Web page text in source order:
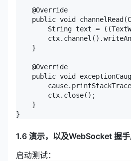
    @Override
public void
String text =
    }
    @Override
public void
        ctx.close();
    }
1.6 演示，以及WebSocket 握
启动测试：